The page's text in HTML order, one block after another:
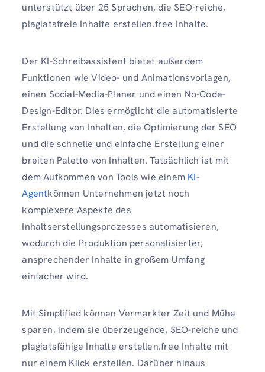
unterstützt über 25 Sprachen, die SEO-reiche,
plagiatsfreie Inhalte erstellen.free Inhalte.
Der KI-Schreibassistent bietet außerdem
Funktionen wie Video- und Animationsvorlagen,
einen Social-Media-Planer und einen No-Code-
Design-Editor. Dies ermöglicht die automatisierte
Erstellung von Inhalten, die Optimierung der SEO
und die schnelle und einfache Erstellung einer
breiten Palette von Inhalten. Tatsächlich ist mit
dem Aufkommen von Tools wie einem KI-
Agentkönnen Unternehmen jetzt noch
komplexere Aspekte des
Inhaltserstellungsprozesses automatisieren,
wodurch die Produktion personalisierter,
ansprechender Inhalte in großem Umfang
einfacher wird.
Mit Simplified können Vermarkter Zeit und Mühe
sparen, indem sie überzeugende, SEO-reiche und
plagiatsfähige Inhalte erstellen.free Inhalte mit
nur einem Klick erstellen. Darüber hinaus